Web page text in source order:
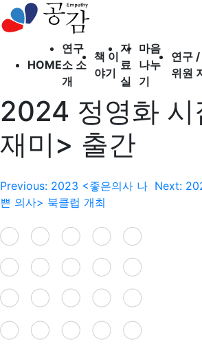
HOME
연구
소 소
개
책 이
야기
자
료
실
마음
나누
기
연구
위원
오시는 길
출간도서
북 클럽
소개하고 싶은 책
공감
의학 정보
자유 게시판
연구 게시판
후원 게시판
2024 정영화 시
재미> 출간
글
내
비
게
이
션
Previous: 2023 <좋은의사 나
쁜 의사> 북클럽 개최
Next: